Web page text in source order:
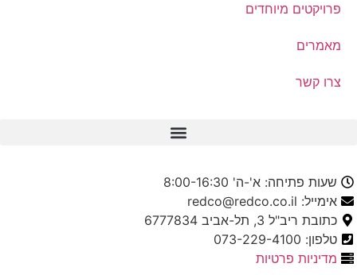
פרויקטים מיוחדים
מאמרים
צרו קשר
שעות פתיחה: א'-ה' 8:00-16:30
אימייל: redco@redco.co.il
כתובת ריב"ל 3, תל-אביב 6777834
טלפון: 073-229-4100
מדיניות פרטיות